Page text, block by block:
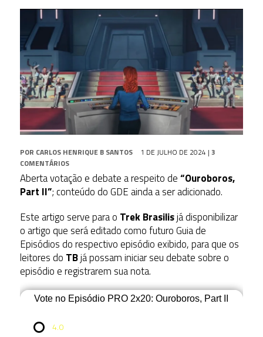
POR CARLOS HENRIQUE B SANTOS 1 DE JULHO DE 2024 | 3
COMENTÁRIOS
Aberta votação e debate a respeito de“Ouroboros,
Part II”; conteúdo do GDE ainda a ser adicionado.
Este artigo serve para o Trek Brasilisjá disponibilizar
o artigo que será editado como futuro Guia de
Episódios do respectivo episódio exibido, para que os
leitores do TBjá possam iniciar seu debate sobre o
episódio e registrarem sua nota.
Vote no Episódio PRO 2x20: Ouroboros, Part II
4.0